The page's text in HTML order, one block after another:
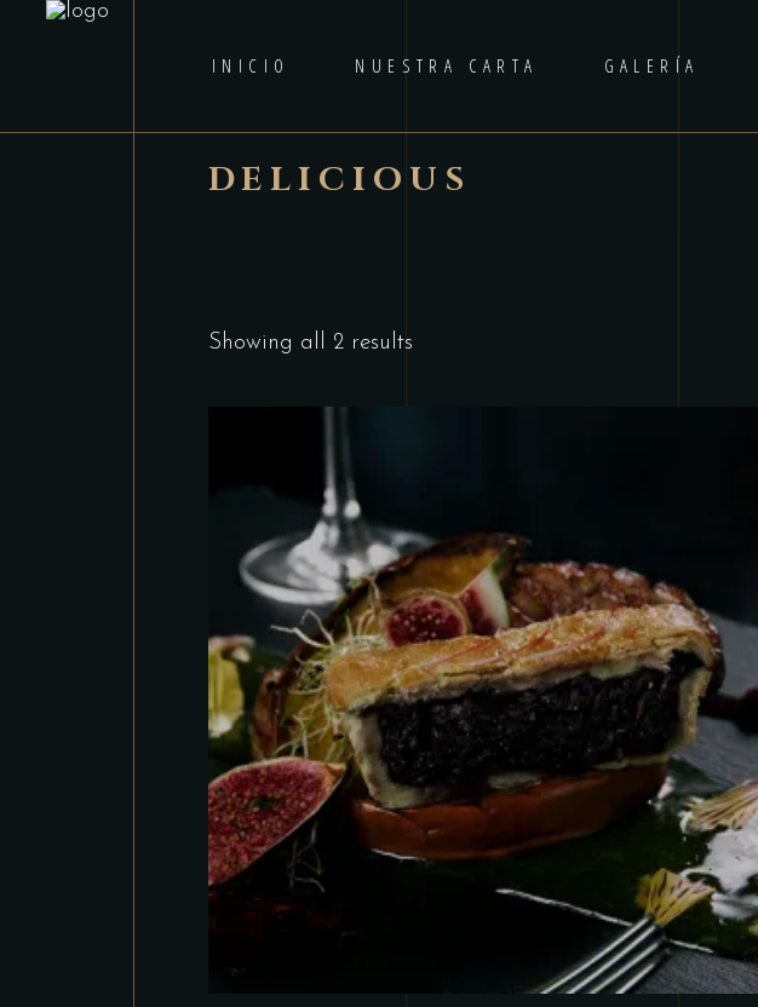
INICIO NUESTRA CARTA GALERÍA
DELICIOUS
Showing all 2 results